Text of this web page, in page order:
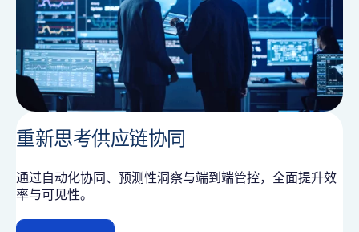
重新思考供应链协同
通过自动化协同、预测性洞察与端到端管控，全面提升效
率与可见性。